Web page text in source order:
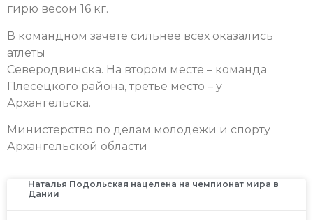
гирю весом 16 кг.
В командном зачете сильнее всех оказались
атлеты
Северодвинска. На втором месте – команда
Плесецкого района, третье место – у
Архангельска.
Министерство по делам молодежи и спорту
Архангельской области
Наталья Подольская нацелена на чемпионат мира в
Дании